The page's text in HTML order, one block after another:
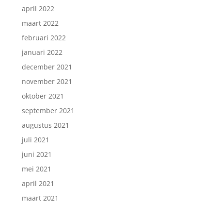
april 2022
maart 2022
februari 2022
januari 2022
december 2021
november 2021
oktober 2021
september 2021
augustus 2021
juli 2021
juni 2021
mei 2021
april 2021
maart 2021